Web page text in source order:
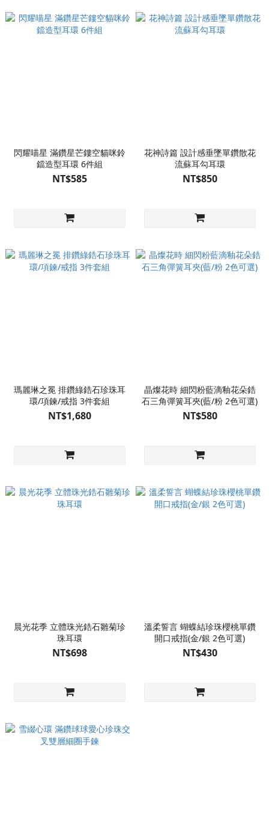
閃耀喵星 滿鑽星芒鏤空貓咪鈴
鐺造型耳環 6件組
NT$585
花神詩篇 設計感垂墜單鑽散花
流蘇耳勾耳環
NT$850
瑪麗琳之冕 排鑽綠鋯石珍珠耳
環/項鍊/戒指 3件套組
NT$1,680
晶燦花時 細閃粉藍滴釉花朵鋯
石三角彈簧耳夾(藍/粉 2色可選)
NT$580
晨光花季 立體珠光鋯石雛菊珍
珠耳環
NT$698
溫柔誓言 蝴蝶結珍珠櫻桃單鑽
開口戒指(金/銀 2色可選)
NT$430